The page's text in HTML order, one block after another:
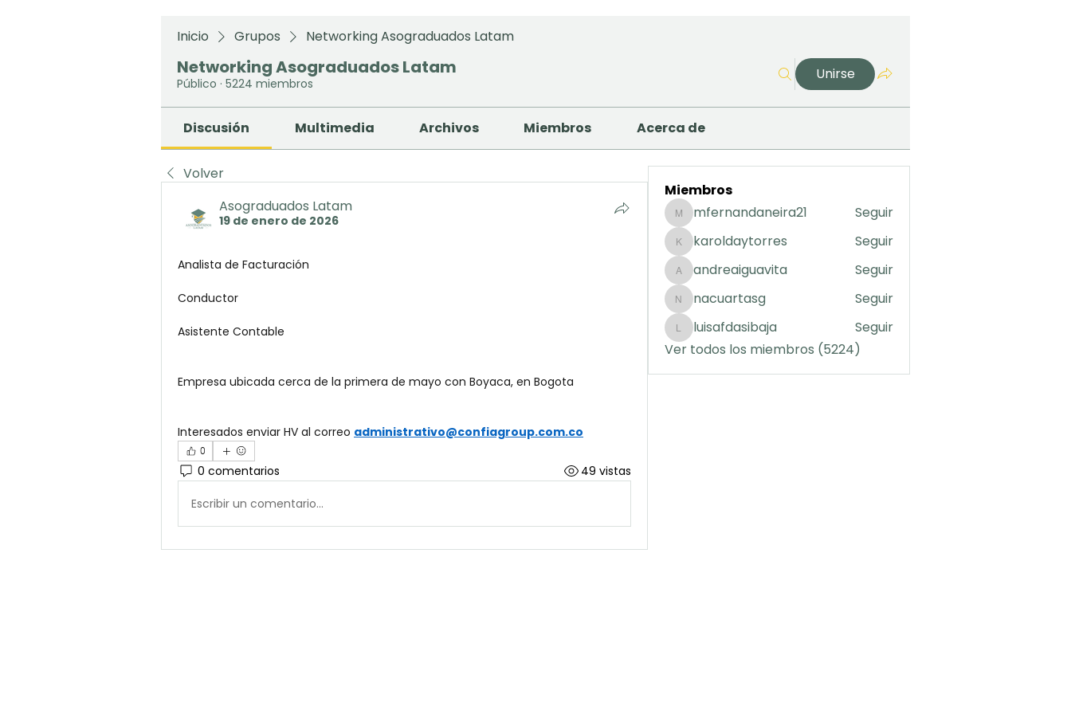
Inicio Grupos Networking Asograduados Latam
Networking Asograduados Latam
Público · 5224 miembros
Unirse
Discusión Multimedia Archivos Miembros Acerca de
Volver
Asograduados Latam
19 de enero de 2026
Analista de Facturación
Conductor
Asistente Contable
Empresa ubicada cerca de la primera de mayo con Boyaca, en Bogota
Interesados enviar HV al correo administrativo@confiagroup.com.co
0
0 comentarios 49 vistas
Escribir un comentario...
Miembros
mfernandaneira21
mfernandaneira21 Seguir
karoldaytorres
karoldaytorres Seguir
andreaiguavita
andreaiguavita Seguir
nacuartasg
nacuartasg Seguir
luisafdasibaja
luisafdasibaja
Seguir
Ver todos los miembros (5224)